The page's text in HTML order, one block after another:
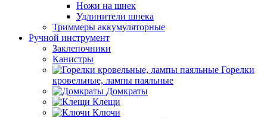
Ножи на шнек
Удлинители шнека
Триммеры аккумуляторные
Ручной инструмент
Заклепочники
Канистры
Горелки
кровельные, лампы паяльные
Домкраты
Клещи
Ключи